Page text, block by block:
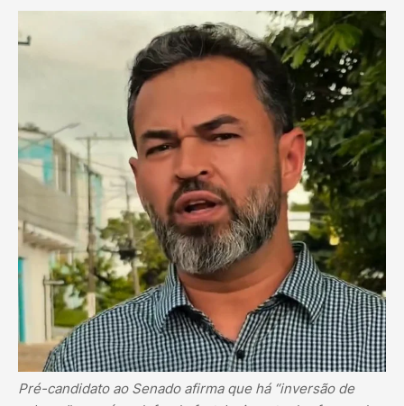
Pré-candidato ao Senado afirma que há “inversão de